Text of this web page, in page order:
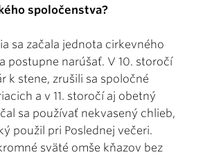
spoločenstva?
sa začala jednota cirkevného
postupne narúšať. V 10. storočí
k stene, zrušili sa spoločné
a v 11. storočí aj obetný
sa používať nekvasený chlieb,
použil pri Poslednej večeri.
sväté omše kňazov bez